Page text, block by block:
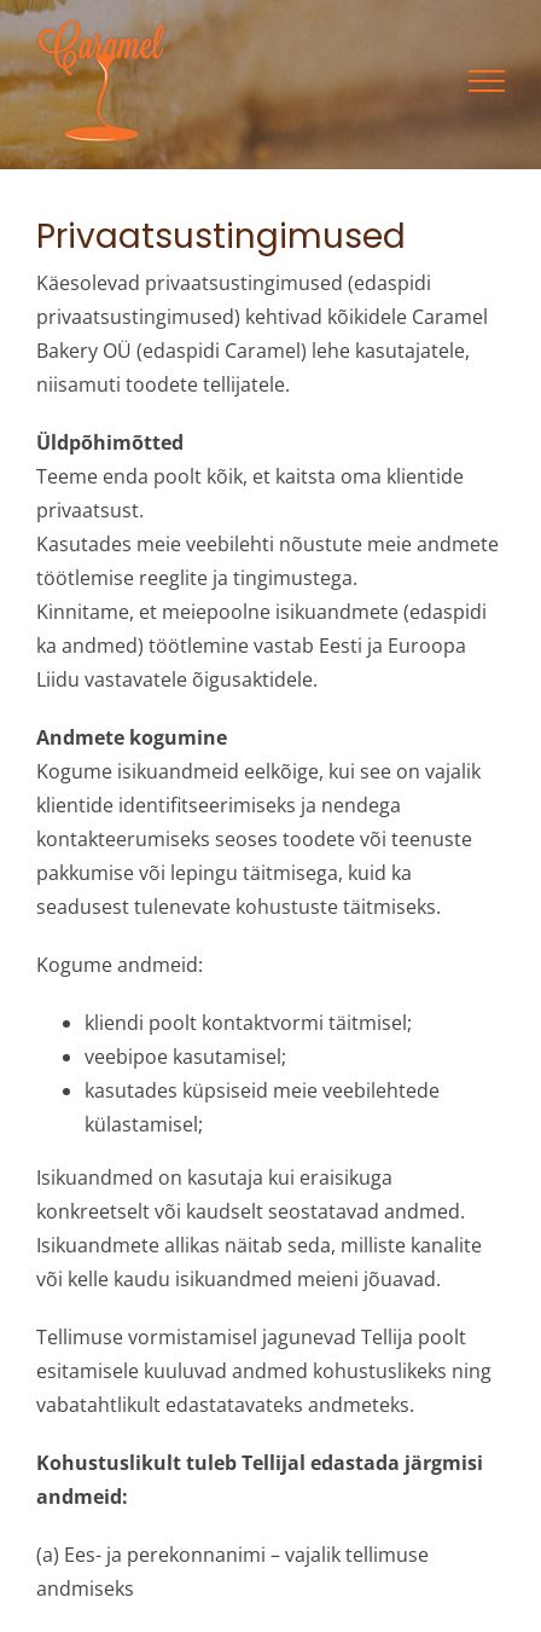
Skip
to
content
Privaatsustingimused
Käesolevad privaatsustingimused (edaspidi
privaatsustingimused) kehtivad kõikidele Caramel
Bakery OÜ (edaspidi Caramel) lehe kasutajatele,
niisamuti toodete tellijatele.
Üldpõhimõtted
Teeme enda poolt kõik, et kaitsta oma klientide
privaatsust.
Kasutades meie veebilehti nõustute meie andmete
töötlemise reeglite ja tingimustega.
Kinnitame, et meiepoolne isikuandmete (edaspidi
ka andmed) töötlemine vastab Eesti ja Euroopa
Liidu vastavatele õigusaktidele.
Andmete kogumine
Kogume isikuandmeid eelkõige, kui see on vajalik
klientide identifitseerimiseks ja nendega
kontakteerumiseks seoses toodete või teenuste
pakkumise või lepingu täitmisega, kuid ka
seadusest tulenevate kohustuste täitmiseks.
Kogume andmeid:
kliendi poolt kontaktvormi täitmisel;
veebipoe kasutamisel;
kasutades küpsiseid meie veebilehtede
külastamisel;
Isikuandmed on kasutaja kui eraisikuga
konkreetselt või kaudselt seostatavad andmed.
Isikuandmete allikas näitab seda, milliste kanalite
või kelle kaudu isikuandmed meieni jõuavad.
Tellimuse vormistamisel jagunevad Tellija poolt
esitamisele kuuluvad andmed kohustuslikeks ning
vabatahtlikult edastatavateks andmeteks.
Kohustuslikult tuleb Tellijal edastada järgmisi
andmeid:
(a) Ees- ja perekonnanimi – vajalik tellimuse
andmiseks